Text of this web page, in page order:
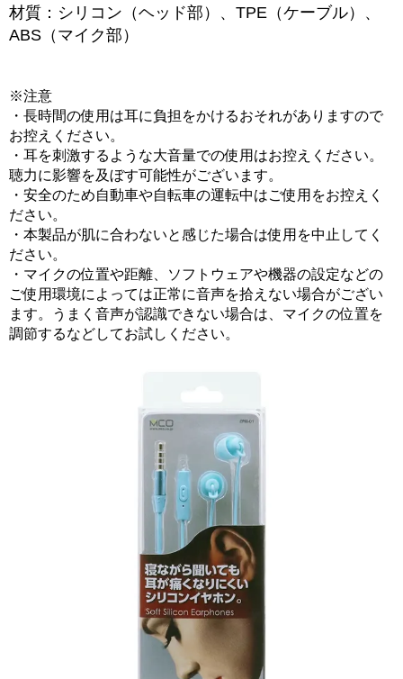
材質：シリコン（ヘッド部）、TPE（ケーブル）、
ABS（マイク部）
※注意
・長時間の使用は耳に負担をかけるおそれがありますので
お控えください。
・耳を刺激するような大音量での使用はお控えください。
聴力に影響を及ぼす可能性がございます。
・安全のため自動車や自転車の運転中はご使用をお控えく
ださい。
・本製品が肌に合わないと感じた場合は使用を中止してく
ださい。
・マイクの位置や距離、ソフトウェアや機器の設定などの
ご使用環境によっては正常に音声を拾えない場合がござい
ます。うまく音声が認識できない場合は、マイクの位置を
調節するなどしてお試しください。